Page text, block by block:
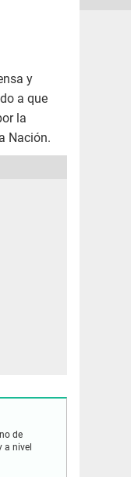
y
a que
la
Nación.
de
a nivel